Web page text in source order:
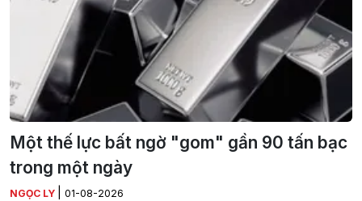
Một thế lực bất ngờ "gom" gần 90 tấn bạc
trong một ngày
NGỌC LY 01-08-2026